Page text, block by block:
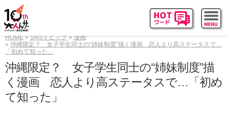
HOME SNSトピック
漫画
沖縄限定？ 女子学生同士の“姉妹制度”描く漫画 恋人より高ステータスで…
「初めて知った」
沖縄限定？ 女子学生同士の“姉妹制度”描
く漫画 恋人より高ステータスで…「初め
て知った」